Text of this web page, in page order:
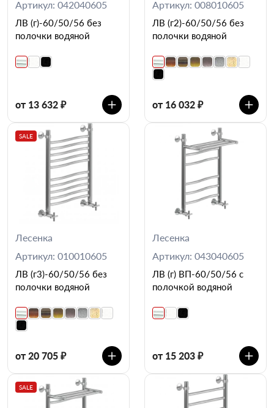
Артикул: 042040605
ЛВ (г)-60/50/56 без
полочки водяной
от 13 632 ₽
Артикул: 008010605
ЛВ (г2)-60/50/56 без
полочки водяной
от 16 032 ₽
SALE
Лесенка
Артикул: 010010605
ЛВ (г3)-60/50/56 без
полочки водяной
от 20 705 ₽
Лесенка
Артикул: 043040605
ЛВ (г) ВП-60/50/56 с
полочкой водяной
от 15 203 ₽
SALE